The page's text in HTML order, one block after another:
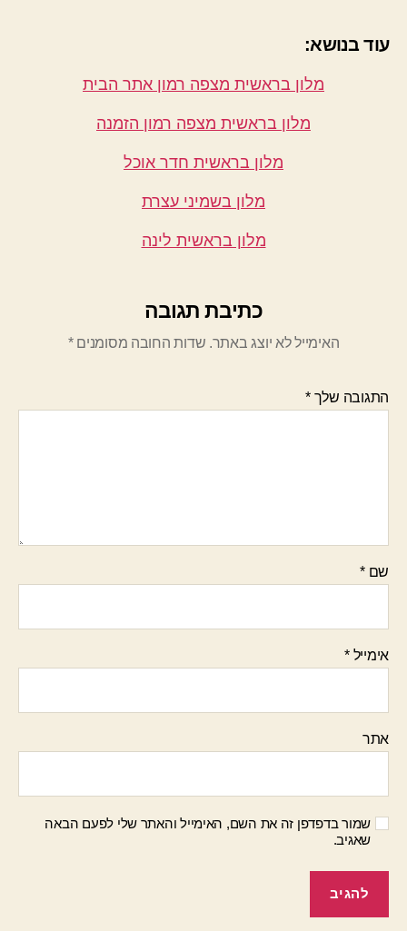
עוד בנושא:
מלון בראשית מצפה רמון אתר הבית
מלון בראשית מצפה רמון הזמנה
מלון בראשית חדר אוכל
מלון בשמיני עצרת
מלון בראשית לינה
כתיבת תגובה
האימייל לא יוצג באתר. שדות החובה מסומנים*
התגובה שלך*
שם*
אימייל*
אתר
שמור בדפדפן זה את השם, האימייל והאתר שלי לפעם הבאה
שאגיב.